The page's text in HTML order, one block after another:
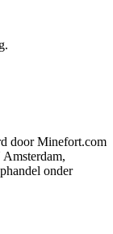
door Minefort.com
onder